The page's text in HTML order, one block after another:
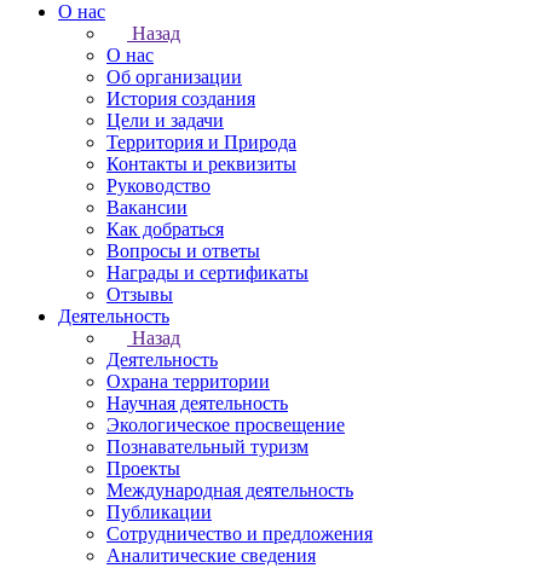
О нас
Назад
О нас
Об организации
История создания
Цели и задачи
Территория и Природа
Контакты и реквизиты
Руководство
Вакансии
Как добраться
Вопросы и ответы
Награды и сертификаты
Отзывы
Деятельность
Назад
Деятельность
Охрана территории
Научная деятельность
Экологическое просвещение
Познавательный туризм
Проекты
Международная деятельность
Публикации
Сотрудничество и предложения
Аналитические сведения